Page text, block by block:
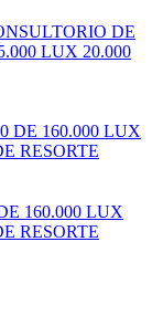
DE
LUX 20.000
160.000 LUX
RESORTE